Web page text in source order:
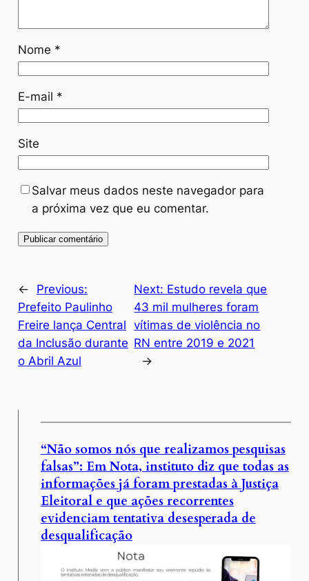
Nome *
E-mail *
Site
Salvar meus dados neste navegador para
a próxima vez que eu comentar.
←
Previous:
Prefeito Paulinho
Freire lança Central
da Inclusão durante
o Abril Azul
Next: Estudo revela que
43 mil mulheres foram
vítimas de violência no
RN entre 2019 e 2021
→
“Não somos nós que realizamos pesquisas
falsas”: Em Nota, instituto diz que todas as
informações já foram prestadas à Justiça
Eleitoral e que ações recorrentes
evidenciam tentativa desesperada de
desqualificação